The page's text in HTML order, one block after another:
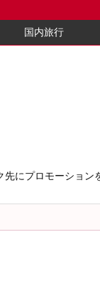
国内旅行
にプロモーション